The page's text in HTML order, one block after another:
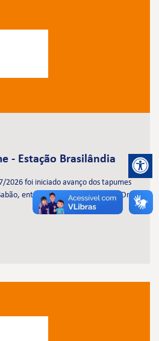
- Estação Brasilândia
2026 foi iniciado avanço dos tapumes
entre as ruas José Antonioli e Dr.